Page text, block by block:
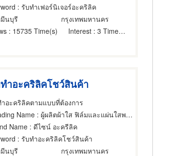
: รับทำเฟอร์นิเจอร์อะคริลิค
นบุรี
กรุงเทพมหานคร
: 15735 Time(s) Interest : 3 Time(s)
ำอะคริลิคโชว์สินค้า
อะคริลิคตามแบบที่ต้องการ
Name : ผู้ผลิตผ้าใส ฟิล์มและแผ่นใสพลาสติก,แผ่นอะครีลิคพลาสติก,ผลิตภัณฑ์อะคริลิค
Name : ดีไซน์ อะครีลิค
: รับทำอะคริลิคโชว์สินค้า
นบุรี
กรุงเทพมหานคร